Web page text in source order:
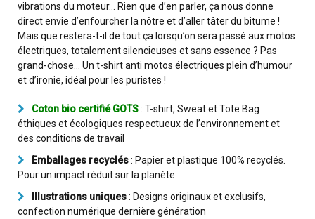
vibrations du moteur… Rien que d’en parler, ça nous donne
direct envie d’enfourcher la nôtre et d’aller tâter du bitume !
Mais que restera-t-il de tout ça lorsqu’on sera passé aux motos
électriques, totalement silencieuses et sans essence ? Pas
grand-chose... Un t-shirt anti motos électriques plein d’humour
et d’ironie, idéal pour les puristes !
Coton bio certifié GOTS: T-shirt, Sweat et Tote Bag
éthiques et écologiques respectueux de l’environnement et
des conditions de travail
Emballages recyclés: Papier et plastique 100% recyclés.
Pour un impact réduit sur la planète
Illustrations uniques: Designs originaux et exclusifs,
confection numérique dernière génération